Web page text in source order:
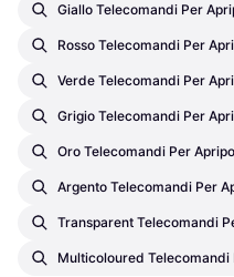
Giallo Telecomandi Per
Rosso Telecomandi Per
Verde Telecomandi Per
Grigio Telecomandi Per
Oro Telecomandi Per
Argento Telecomandi Per
Transparent Telecomandi
Multicoloured Telecomandi